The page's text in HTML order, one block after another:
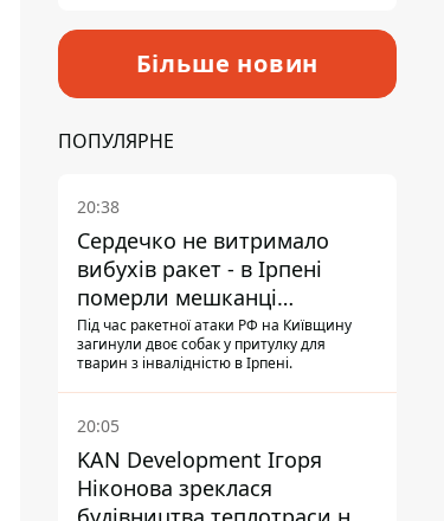
Більше новин
ПОПУЛЯРНЕ
20:38
Сердечко не витримало
вибухів ракет - в Ірпені
померли мешканці
притулку для собак з
інвалідністю
Під час ракетної атаки РФ на Київщину
загинули двоє собак у притулку для
тварин з інвалідністю в Ірпені.
20:05
KAN Development Ігоря
Ніконова зреклася